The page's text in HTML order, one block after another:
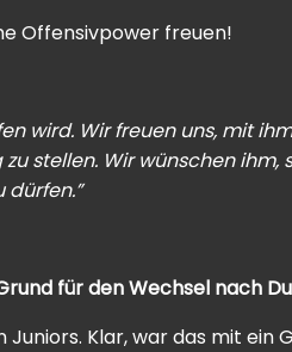
Offensivpower freuen!
wird. Wir freuen uns, mit
stellen. Wir wünschen ihm,
für den Wechsel nach
Juniors. Klar, war das mit ein